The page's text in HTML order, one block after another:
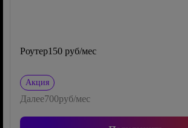
Роутер150 руб/мес
Акция
Далее700руб/мес